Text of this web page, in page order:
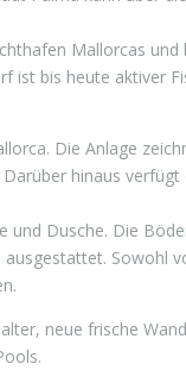
Mallorcas
bis heute aktiver
Die Anlage
hinaus
Dusche. Die
Sowohl
neue frische